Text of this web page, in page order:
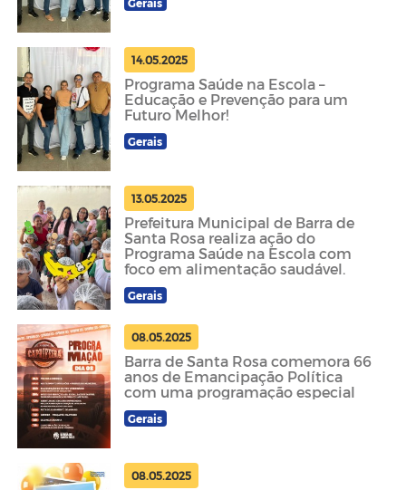
Gerais
14.05.2025
Programa Saúde na Escola –
Educação e Prevenção para um
Futuro Melhor!
Gerais
13.05.2025
Prefeitura Municipal de Barra de
Santa Rosa realiza ação do
Programa Saúde na Escola com
foco em alimentação saudável.
Gerais
08.05.2025
Barra de Santa Rosa comemora 66
anos de Emancipação Política
com uma programação especial
Gerais
08.05.2025